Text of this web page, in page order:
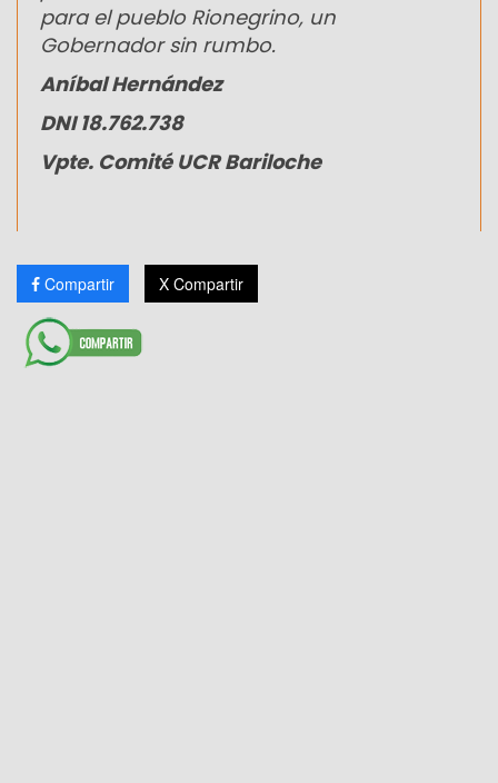
para el pueblo Rionegrino, un
Gobernador sin rumbo.
Aníbal Hernández
DNI 18.762.738
Vpte. Comité UCR Bariloche
Compartir X Compartir